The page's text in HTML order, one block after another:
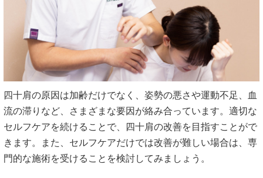
四十肩の原因は加齢だけでなく、姿勢の悪さや運動不足、血
流の滞りなど、さまざまな要因が絡み合っています。適切な
セルフケアを続けることで、四十肩の改善を目指すことがで
きます。また、セルフケアだけでは改善が難しい場合は、専
門的な施術を受けることを検討してみましょう。